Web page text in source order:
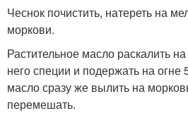
Чеснок почистить, натереть на
моркови.
Растительное масло раскалить
него специи и подержать на огне
масло сразу же вылить на
перемешать.